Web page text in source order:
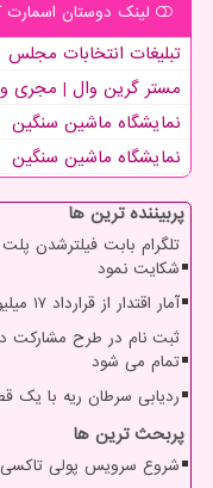
لینک دوستان اسمارت
تبلیغات انتخابات مجلس
مستر گرین وال | مجری و
نمایشگاه ماشین سنگین
نمایشگاه ماشین سنگین
پربیننده ترین ها
تلگرام بابت فیلترشدن
شکایت نمود
آمار اقتدار از قرارداد ۱۷ میلیون دلاری نانویی تا جایگاه چهارمی دنیا
تمام می شود
ردیابی سرطان ریه با یک
پربحث ترین ها
شروع سرویس پولی